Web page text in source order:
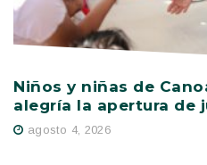
Niños y niñas de
alegría la apertura de
agosto 4, 2026